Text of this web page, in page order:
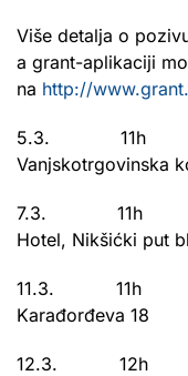
Više detalja o
a grant-aplikaciji
na http://
5.3. 11h
Vanjskotrgovinska
7.3. 11h
Hotel, Nikšićki put
11.3. 11h
Karađorđeva 18
12.3. 12h